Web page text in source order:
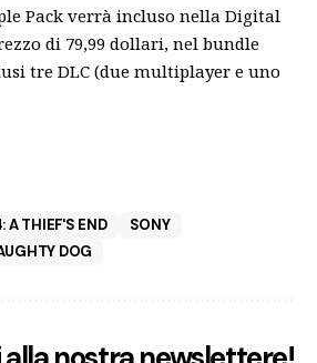
Pack verrà incluso nella Digital
di 79,99 dollari, nel bundle
tre DLC (due multiplayer e uno
A THIEF'S END
SONY
DOG